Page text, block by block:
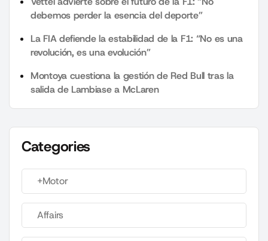
debemos perder la esencia del deporte”
La FIA defiende la estabilidad de la F1: “No es una
revolución, es una evolución”
Montoya cuestiona la gestión de Red Bull tras la
salida de Lambiase a McLaren
Categories
+Motor
Affairs